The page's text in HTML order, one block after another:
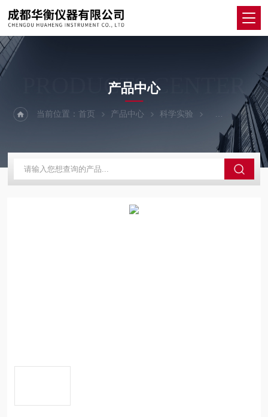
PRODUCTS CENTER
产品中心
当前位置：首页 产品中心 科学实验 其他仪器设备